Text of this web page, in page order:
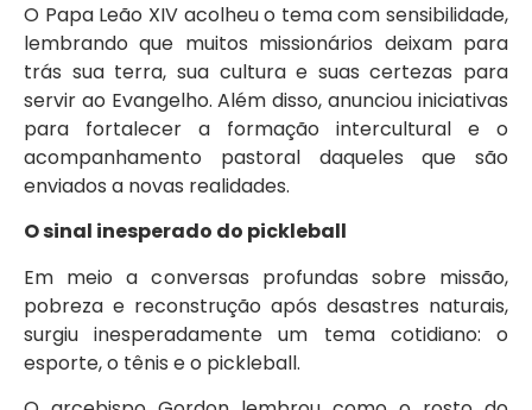
O Papa Leão XIV acolheu o tema com sensibilidade,
lembrando que muitos missionários deixam para
trás sua terra, sua cultura e suas certezas para
servir ao Evangelho. Além disso, anunciou iniciativas
para fortalecer a formação intercultural e o
acompanhamento pastoral daqueles que são
enviados a novas realidades.
O sinal inesperado do pickleball
Em meio a conversas profundas sobre missão,
pobreza e reconstrução após desastres naturais,
surgiu inesperadamente um tema cotidiano: o
esporte, o tênis e o pickleball.